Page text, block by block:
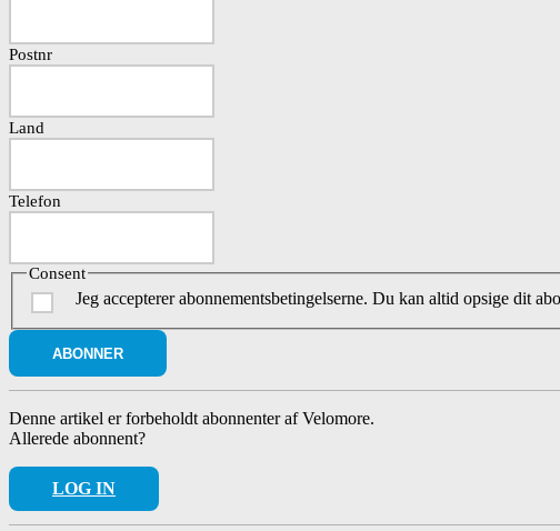
Postnr
Land
Telefon
Consent
Jeg accepterer abonnementsbetingelserne. Du kan altid opsige dit
Denne artikel er forbeholdt abonnenter af Velomore.
Allerede abonnent?
LOG IN